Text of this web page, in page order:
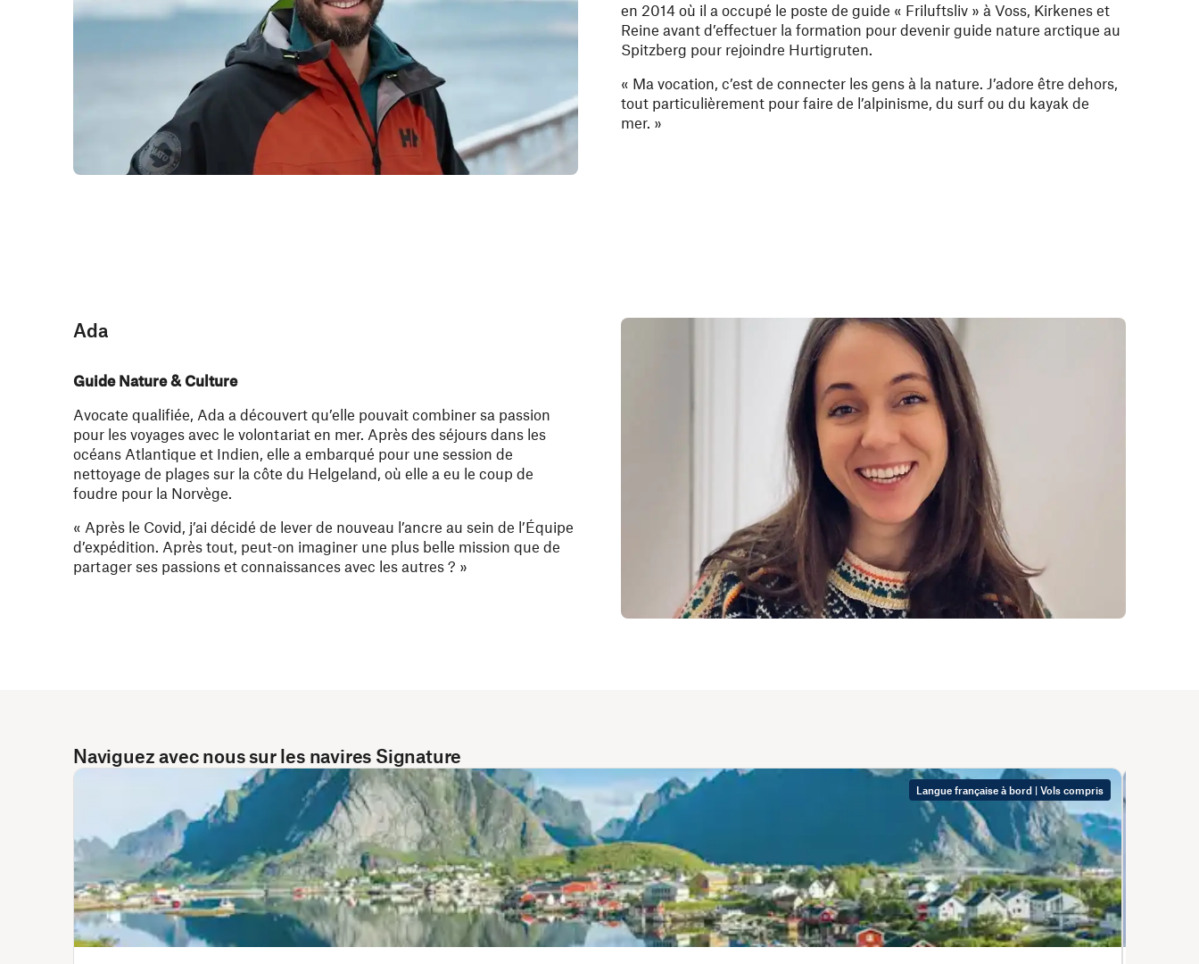
en 2014 où il a occupé le poste de guide « ‬Friluftsliv‭ » à Voss, Kirkenes et
Reine avant d’effectuer la formation pour devenir guide nature arctique au
Spitzberg pour rejoindre Hurtigruten.
« Ma vocation, c’est de connecter les gens à la nature. J’adore être dehors,
tout particulièrement pour faire de l’alpinisme, du surf ou du kayak de
mer. »
Ada
Guide Nature & Culture
Avocate qualifiée, Ada a découvert qu’elle pouvait combiner sa passion
pour les voyages avec le volontariat en mer. Après des séjours dans les
océans Atlantique et Indien, elle a embarqué pour une session de
nettoyage de plages sur la côte du Helgeland, où elle a eu le coup de
foudre pour la Norvège.
« Après le Covid, j’ai décidé de lever de nouveau l’ancre au sein de l’Équipe
d’expédition. Après tout, peut-on imaginer une plus belle mission que de
partager ses passions et connaissances avec les autres ? »
Naviguez avec nous sur les navires Signature
Langue française à bord | Vols compris